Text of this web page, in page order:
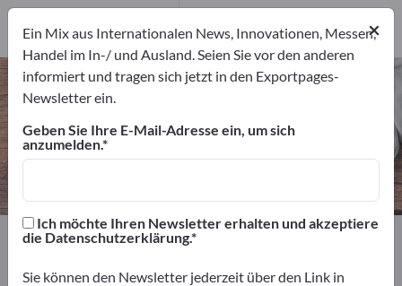
Küchenarbeitsplatten – Hersteller
Anbieter Hersteller
7
7
Exportpages Haus & Garten
Küchenausstattung
×
Ein Mix aus Internationalen News, Innovationen, Messen,
Handel im In-/ und Ausland. Seien Sie vor den anderen
informiert und tragen sich jetzt in den Exportpages-
Newsletter ein.
Geben Sie Ihre E-Mail-Adresse ein, um sich
anzumelden.
Ich möchte Ihren Newsletter erhalten und akzeptiere
die Datenschutzerklärung.
Sie können den Newsletter jederzeit über den Link in